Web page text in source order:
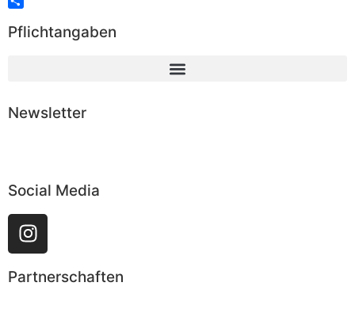
Pflichtangaben
Newsletter
Social Media
Partnerschaften